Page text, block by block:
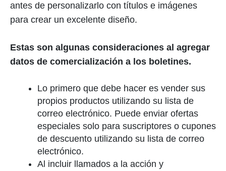
antes de personalizarlo con títulos e imágenes
para crear un excelente diseño.
Estas son algunas consideraciones al agregar
datos de comercialización a los boletines.
Lo primero que debe hacer es vender sus
propios productos utilizando su lista de
correo electrónico. Puede enviar ofertas
especiales solo para suscriptores o cupones
de descuento utilizando su lista de correo
electrónico.
Al incluir llamados a la acción y